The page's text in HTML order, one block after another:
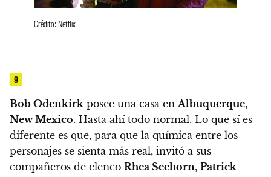
Crédito: Netflix
9
Bob Odenkirk posee una casa en Albuquerque,
New Mexico. Hasta ahí todo normal. Lo que sí es
diferente es que, para que la química entre los
personajes se sienta más real, invitó a sus
compañeros de elenco Rhea Seehorn, Patrick